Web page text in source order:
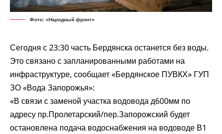
Фото: «Народный фронт»
Сегодня с 23:30 часть Бердянска останется без воды.
Это связано с запланированными работами на
инфраструктуре, сообщает «Бердянское ПУВКХ» ГУП
ЗО «Вода Запорожья»:
«В связи с заменой участка водовода д600мм по
адресу пр.Пролетарский/пер.Запорожский будет
остановлена подача водоснабжения на водоводе В1